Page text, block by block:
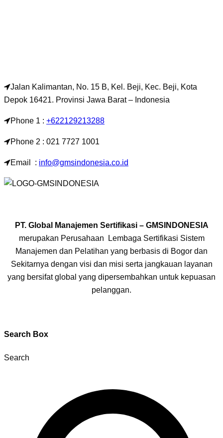
Jalan Kalimantan, No. 15 B, Kel. Beji, Kec. Beji, Kota
Depok 16421. Provinsi Jawa Barat – Indonesia
Phone 1 : +622129213288
Phone 2 : 021 7727 1001
Email : info@gmsindonesia.co.id
PT. Global Manajemen Sertifikasi – GMSINDONESIA
merupakan Perusahaan Lembaga Sertifikasi Sistem
Manajemen dan Pelatihan yang berbasis di Bogor dan
Sekitarnya dengan visi dan misi serta jangkauan layanan
yang bersifat global yang dipersembahkan untuk kepuasan
pelanggan.
Search Box
Search